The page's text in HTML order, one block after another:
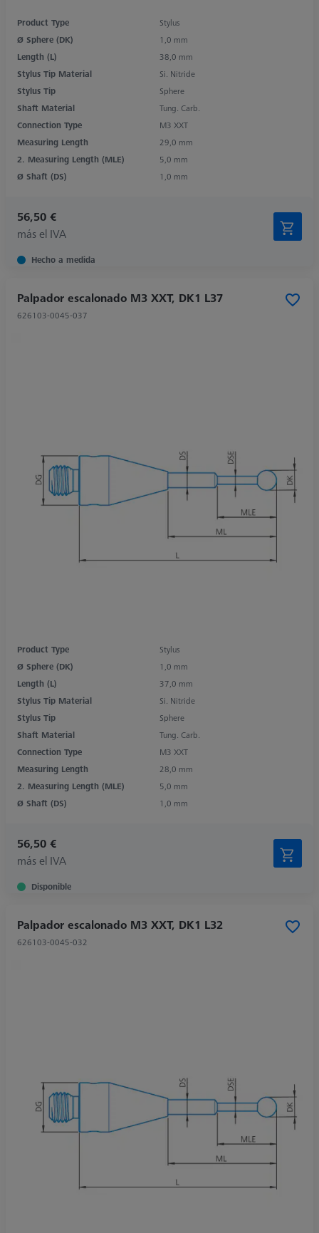
Product Type
Stylus
Ø Sphere (DK)
1,0 mm
Length (L)
38,0 mm
Stylus Tip Material
Si. Nitride
Stylus Tip
Sphere
Shaft Material
Tung. Carb.
Connection Type
M3 XXT
Measuring Length
29,0 mm
2. Measuring Length (MLE)
5,0 mm
Ø Shaft (DS)
1,0 mm
56,50 €
más el IVA
Hecho a medida
Palpador escalonado M3 XXT, DK1 L37
626103-0045-037
Product Type
Stylus
Ø Sphere (DK)
1,0 mm
Length (L)
37,0 mm
Stylus Tip Material
Si. Nitride
Stylus Tip
Sphere
Shaft Material
Tung. Carb.
Connection Type
M3 XXT
Measuring Length
28,0 mm
2. Measuring Length (MLE)
5,0 mm
Ø Shaft (DS)
1,0 mm
56,50 €
más el IVA
Disponible
Palpador escalonado M3 XXT, DK1 L32
626103-0045-032